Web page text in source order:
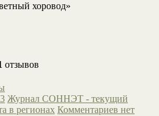
хоровод»
отзывов
Журнал СОННЭТ - текущий
в регионах Комментариев нет